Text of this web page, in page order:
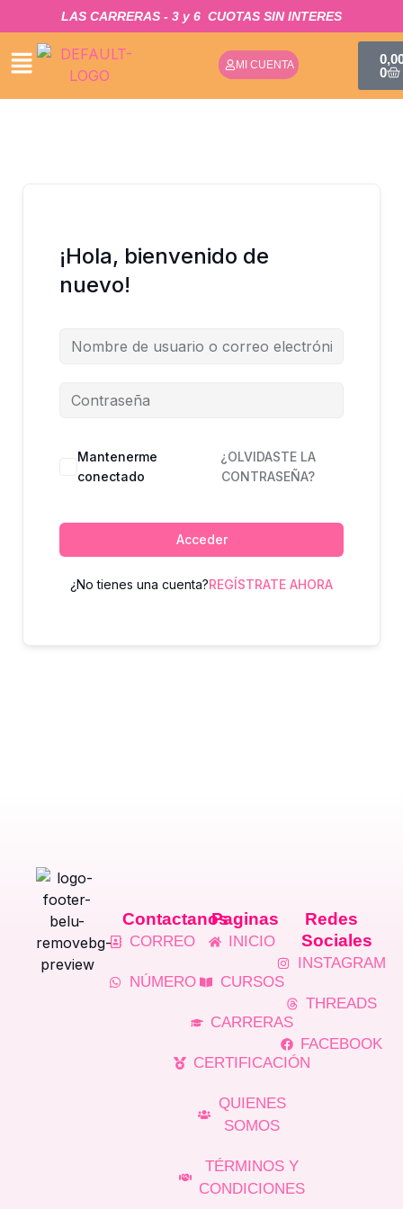
AL
CONTENIDO
LAS CARRERAS - 3 y 6 CUOTAS SIN INTERES​
MI CUENTA
0
¡Hola, bienvenido de
nuevo!
Mantenerme
conectado
¿OLVIDASTE LA
CONTRASEÑA?
Acceder
¿No tienes una cuenta?REGÍSTRATE AHORA
Contactanos
CORREO
NÚMERO
Paginas
INICIO
CURSOS
CARRERAS
CERTIFICACIÓN
QUIENES
SOMOS
TÉRMINOS Y
CONDICIONES
Redes
Sociales
INSTAGRAM
THREADS
FACEBOOK